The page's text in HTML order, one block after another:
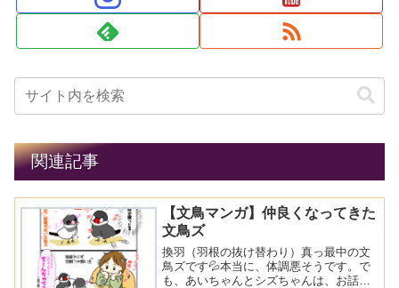
関連記事
【文鳥マンガ】仲良くなってきた
文鳥ズ
換羽（羽根の抜け替わり）真っ最中の文
鳥ズです💦本当に、体調悪そうです。で
も、あいちゃんとシズちゃんは、お話し